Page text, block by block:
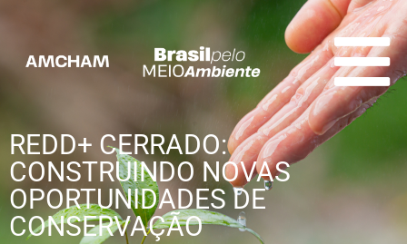
REDD+ CERRADO:
CONSTRUINDO NOVAS
OPORTUNIDADES DE
CONSERVAÇÃO